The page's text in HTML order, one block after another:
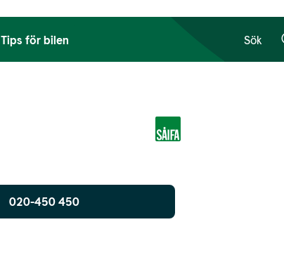
Tips för bilen Sök
020-450 450